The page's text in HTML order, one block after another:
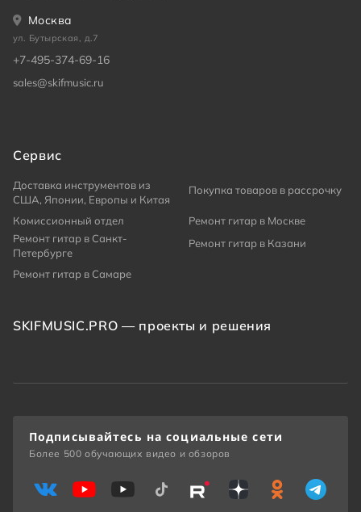
Москва
ул. Бутырская, д.7
+7-495-374-69-16
sales@skifmusic.ru
Сервис
Доставка инструментов из
США, Японии, Европы и Китая
Покупка товаров в рассрочку
Комиссионный отдел
Ремонт гитар в Москве
Ремонт гитар в Санкт-
Петербурге
Ремонт гитар в Казани
Ремонт гитар в Самаре
SKIFMUSIC.PRO — проекты и решения
Подписывайтесь на социальные сети
Более 500 обучающих видео и обзоров